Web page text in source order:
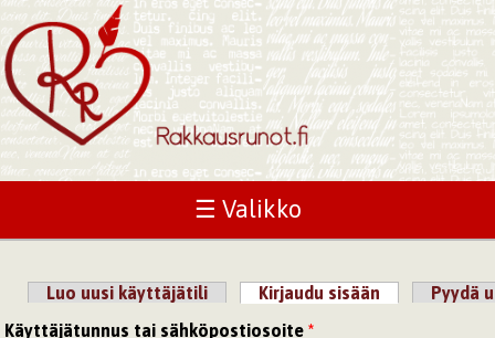
☰ Valikko
Ensisijaiset välilehdet
Luo uusi käyttäjätili Kirjaudu sisään (aktiivinen
Pyydä
Käyttäjätunnus tai sähköpostiosoite*